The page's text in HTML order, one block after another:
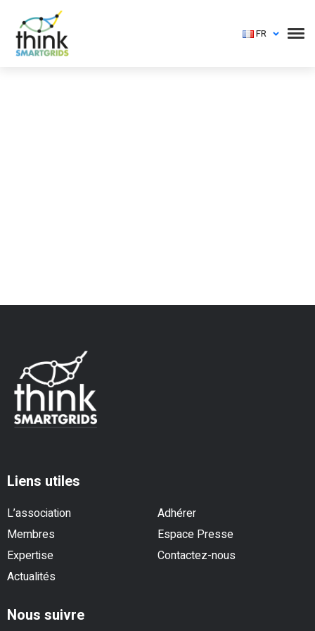
FR
Vous devez vous identifier pour voir cet événement
Liens utiles
L’association
Adhérer
Membres
Espace Presse
Expertise
Contactez-nous
Actualités
Nous suivre